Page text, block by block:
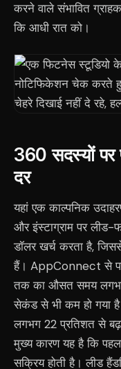
करने वाले संभावित
कि आधी रात को।
360 सदस्यों पर
दर
यहां एक काल्पनिक
और इंस्टाग्राम पर लीड-
डॉलर खर्च करता है,
हैं। AppConnect से
तक का औसत समय
सेकंड से भी कम हो गया
लगभग 22 प्रतिशत से
मुख्य कारण यह है कि
सक्रिय होती है। लीड